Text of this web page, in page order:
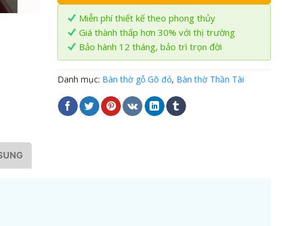
Miễn phí thiết kế theo phong thủy
Giá thành thấp hơn 30% với thị trường
Bảo hành 12 tháng, bảo trì trọn đời
Danh mục: Bàn thờ gỗ Gõ đỏ, Bàn thờ Thần Tài